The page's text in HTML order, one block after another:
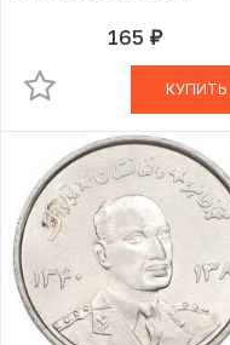
165 руб.В КОРЗИНЕ
КУПИТЬ